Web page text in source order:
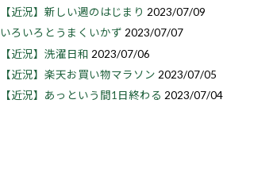
【近況】新しい週のはじまり 2023/07/09
いろいろとうまくいかず 2023/07/07
【近況】洗濯日和 2023/07/06
【近況】楽天お買い物マラソン 2023/07/05
【近況】あっという間1日終わる 2023/07/04